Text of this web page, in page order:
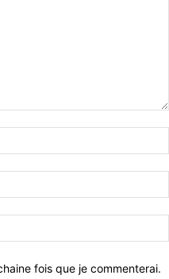
fois que je commenterai.